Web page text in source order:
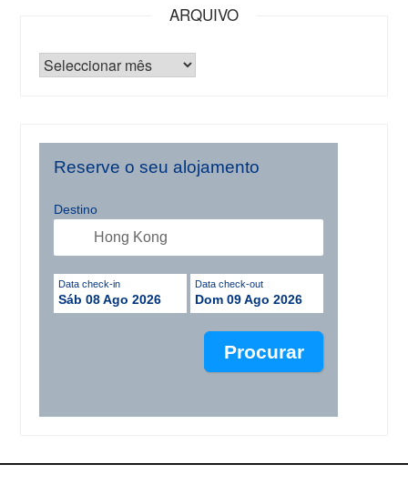
ARQUIVO
Reserve o seu alojamento
Destino
Data check-in
Sáb 08 Ago 2026
Data check-out
Dom 09 Ago 2026